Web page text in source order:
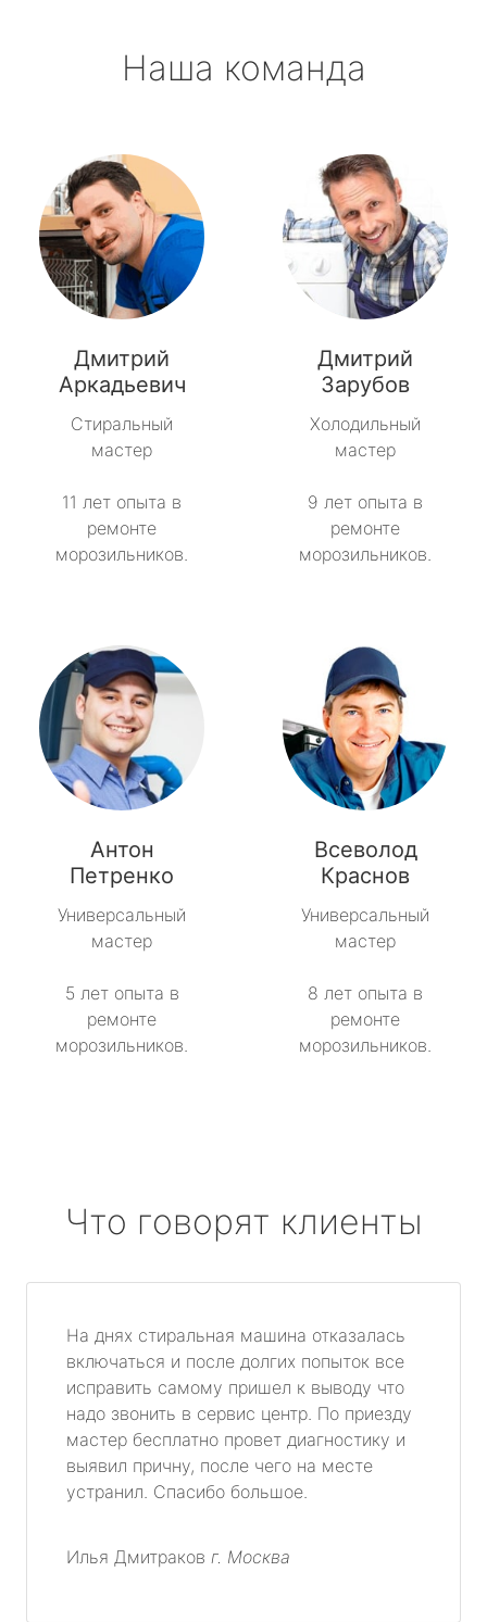
Наша команда
Дмитрий
Аркадьевич
Стиральный
мастер
11 лет опыта в
ремонте
морозильников.
Дмитрий
Зарубов
Холодильный
мастер
9 лет опыта в
ремонте
морозильников.
Антон
Петренко
Универсальный
мастер
5 лет опыта в
ремонте
морозильников.
Всеволод
Краснов
Универсальный
мастер
8 лет опыта в
ремонте
морозильников.
Что говорят клиенты
На днях стиральная машина отказалась
включаться и после долгих попыток все
исправить самому пришел к выводу что
надо звонить в сервис центр. По приезду
мастер бесплатно провет диагностику и
выявил причну, после чего на месте
устранил. Спасибо большое.
Илья Дмитраков г. Москва